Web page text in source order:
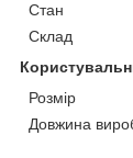
Стан
Склад
Розмір
Довжина